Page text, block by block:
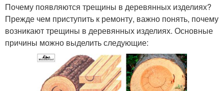
Почему появляются трещины в деревянных изделиях?
Прежде чем приступить к ремонту, важно понять, почему
возникают трещины в деревянных изделиях. Основные
причины можно выделить следующие: